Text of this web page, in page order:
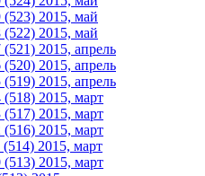
2015, май
2015, май
2015, апрель
2015, апрель
2015, апрель
2015, март
2015, март
2015, март
2015, март
2015, март